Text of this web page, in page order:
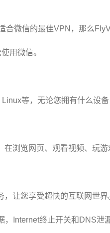
合微信的最佳VPN，那么
用微信。
等，无论您拥有什么设
浏览网页、观看视频、玩
让您享受超快的互联网世界
，Internet终止开关和DNS泄